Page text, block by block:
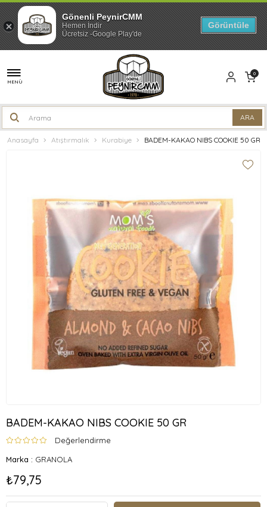
MENÜ
0
Anasayfa Atıştırmalık Kurabiye BADEM-KAKAO NIBS COOKIE 50 GR
BADEM-KAKAO NIBS COOKIE 50 GR
Değerlendirme
Marka : GRANOLA
₺79,75
Gönenli PeynirCMM
Hemen İndir
Ücretsiz -Google Play'de
Görüntüle